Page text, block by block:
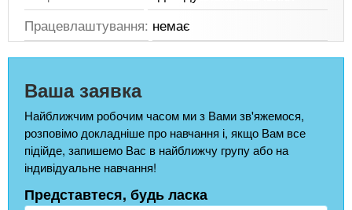
Працевлаштування: немає
Ваша заявка
Найближчим робочим часом ми з Вами зв'яжемося,
розповімо докладніше про навчання і, якщо Вам все
підійде, запишемо Вас в найближчу групу або на
індивідуальне навчання!
Представтеся, будь ласка